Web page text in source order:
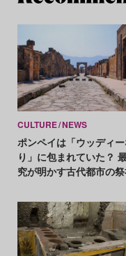
CULTURE NEWS
ポンペイは「ウッディ
り」に包まれていた？
究が明かす古代都市の